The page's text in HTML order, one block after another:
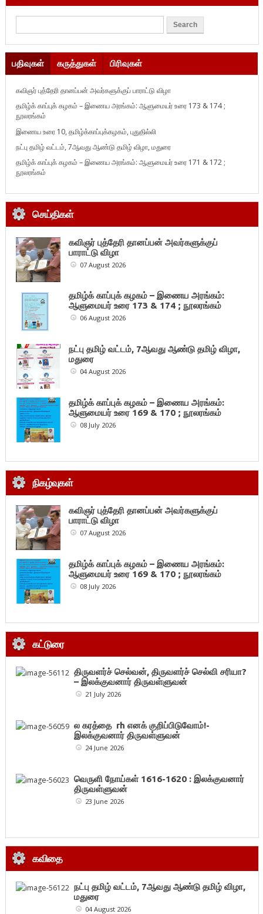
பதிவுகள் கருத்துகள் பிரிவுகள்
கவிஞர் புத்தேரி தானப்பன் அவர்களுக்குப் பாராட்டு விழா
தமிழ்க் காப்புக் கழகம் – இணைய அரங்கம்: ஆளுமையர் உரை 173 & 174 ;
நூலரங்கம்
இணைய உரை 10, தமிழ்க்காப்புக்கழகம், புதுதில்லி
நட்பு தமிழ் வட்டம், 7ஆவது ஆண்டு தமிழ் விழா, மதுரை
தமிழ்க் காப்புக் கழகம் – இணைய அரங்கம்: ஆளுமையர் உரை 171 & 172 ;
நூலரங்கம்
செய்திகள்
கவிஞர் புத்தேரி தானப்பன் அவர்களுக்குப்
பாராட்டு விழா
07 August 2026
தமிழ்க் காப்புக் கழகம் – இணைய அரங்கம்:
ஆளுமையர் உரை 173 & 174 ; நூலரங்கம்
06 August 2026
நட்பு தமிழ் வட்டம், 7ஆவது ஆண்டு தமிழ் விழா,
மதுரை
04 August 2026
தமிழ்க் காப்புக் கழகம் – இணைய அரங்கம்:
ஆளுமையர் உரை 169 & 170 ; நூலரங்கம்
08 July 2026
நிகழ்வுகள்
கவிஞர் புத்தேரி தானப்பன் அவர்களுக்குப்
பாராட்டு விழா
07 August 2026
தமிழ்க் காப்புக் கழகம் – இணைய அரங்கம்:
ஆளுமையர் உரை 169 & 170 ; நூலரங்கம்
08 July 2026
கட்டுரை
திருவளர்ச் செல்வன், திருவளர்ச் செல்வி சரியா?
– இலக்குவனார் திருவள்ளுவன்
21 July 2026
ல கரத்தை rh எனக் குறிப்பிடுவோம்!-
இலக்குவனார் திருவள்ளுவன்
24 June 2026
வெருளி நோய்கள் 1616-1620 : இலக்குவனார்
திருவள்ளுவன்
23 June 2026
கவிதை
நட்பு தமிழ் வட்டம், 7ஆவது ஆண்டு தமிழ் விழா,
மதுரை
04 August 2026